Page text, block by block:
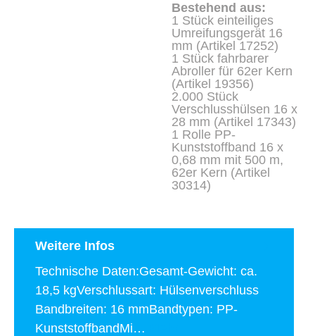
Bestehend aus:
1 Stück einteiliges
Umreifungsgerät 16
mm (Artikel 17252)
1 Stück fahrbarer
Abroller für 62er Kern
(Artikel 19356)
2.000 Stück
Verschlusshülsen 16 x
28 mm (Artikel 17343)
1 Rolle PP-
Kunststoffband 16 x
0,68 mm mit 500 m,
62er Kern (Artikel
30314)
Weitere Infos
Technische Daten:Gesamt-Gewicht: ca.
18,5 kgVerschlussart: Hülsenverschluss
Bandbreiten: 16 mmBandtypen: PP-
KunststoffbandMi…